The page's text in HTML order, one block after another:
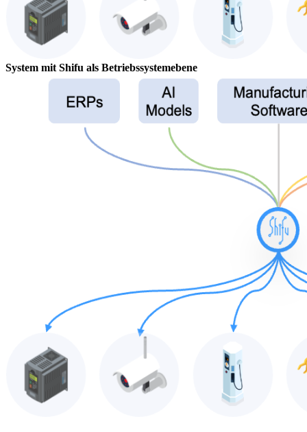
System mit Shifu als Betriebssystemebene